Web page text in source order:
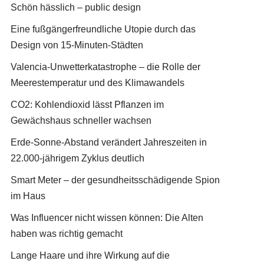
Schön hässlich – public design
Eine fußgängerfreundliche Utopie durch das
Design von 15-Minuten-Städten
Valencia-Unwetterkatastrophe – die Rolle der
Meerestemperatur und des Klimawandels
CO2: Kohlendioxid lässt Pflanzen im
Gewächshaus schneller wachsen
Erde-Sonne-Abstand verändert Jahreszeiten in
22.000-jährigem Zyklus deutlich
Smart Meter – der gesundheitsschädigende Spion
im Haus
Was Influencer nicht wissen können: Die Alten
haben was richtig gemacht
Lange Haare und ihre Wirkung auf die